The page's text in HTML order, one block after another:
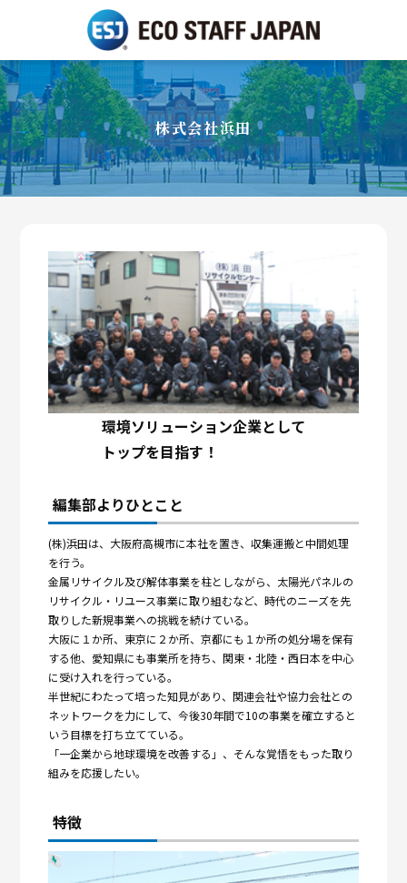
株式会社浜田
環境ソリューション企業として
トップを目指す！
編集部よりひとこと
(株)浜田は、大阪府高槻市に本社を置き、収集運搬と中間処理
を行う。
金属リサイクル及び解体事業を柱としながら、太陽光パネルの
リサイクル・リユース事業に取り組むなど、時代のニーズを先
取りした新規事業への挑戦を続けている。
大阪に１か所、東京に２か所、京都にも１か所の処分場を保有
する他、愛知県にも事業所を持ち、関東・北陸・西日本を中心
に受け入れを行っている。
半世紀にわたって培った知見があり、関連会社や協力会社との
ネットワークを力にして、今後30年間で10の事業を確立すると
いう目標を打ち立てている。
「一企業から地球環境を改善する」、そんな覚悟をもった取り
組みを応援したい。
特徴